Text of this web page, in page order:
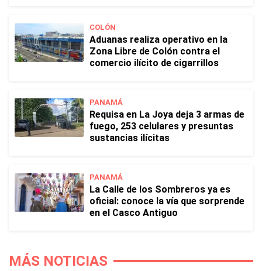
COLÓN
Aduanas realiza operativo en la
Zona Libre de Colón contra el
comercio ilícito de cigarrillos
PANAMÁ
Requisa en La Joya deja 3 armas de
fuego, 253 celulares y presuntas
sustancias ilícitas
PANAMÁ
La Calle de los Sombreros ya es
oficial: conoce la vía que sorprende
en el Casco Antiguo
MÁS NOTICIAS